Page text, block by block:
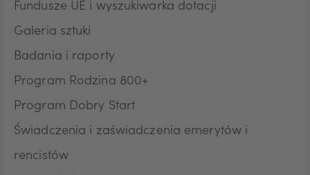
JPY
DKK
Fundusze UE i wyszukiwarka dotacji
Galeria sztuki
Badania i raporty
Program Rodzina 800+
Program Dobry Start
Świadczenia i zaświadczenia emerytów i
rencistów